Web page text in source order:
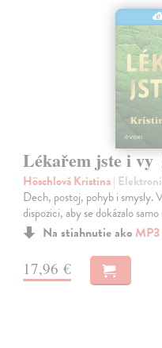
Lékařem jste i vy
Höschlová Kristina|
Dech, postoj, pohyb i smysly.
dispozici, aby se dokázalo
Na stiahnutie ako MP3
17,96 €